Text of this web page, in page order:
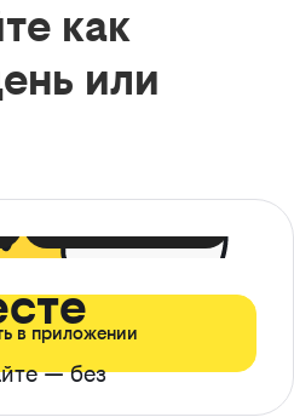
как
или
— без
в приложении